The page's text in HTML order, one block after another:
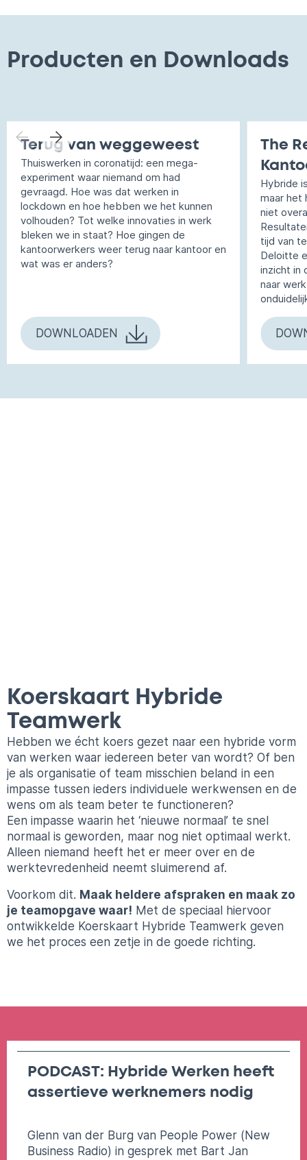
Producten en Downloads
Terug van weggeweest
Thuiswerken in coronatijd: een mega-
experiment waar niemand om had
gevraagd. Hoe was dat werken in
lockdown en hoe hebben we het kunnen
volhouden? Tot welke innovaties in werk
bleken we in staat? Hoe gingen de
kantoorwerkers weer terug naar kantoor en
wat was er anders?
DOWNLOADEN
The
Hybride
maar het
niet
tijd van
Deloitte
inzicht in
naar
Koerskaart Hybride
Teamwerk
Hebben we écht koers gezet naar een hybride vorm
van werken waar iedereen beter van wordt? Of ben
je als organisatie of team misschien beland in een
impasse tussen ieders individuele werkwensen en de
wens om als team beter te functioneren?
Een impasse waarin het ‘nieuwe normaal’ te snel
normaal is geworden, maar nog niet optimaal werkt.
Alleen niemand heeft het er meer over en de
werktevredenheid neemt sluimerend af.
Voorkom dit. Maak heldere afspraken en maak zo
je teamopgave waar! Met de speciaal hiervoor
ontwikkelde Koerskaart Hybride Teamwerk geven
we het proces een zetje in de goede richting.
PODCAST: Hybride Werken heeft
assertieve werknemers nodig
Glenn van der Burg van People Power (New
Business Radio) in gesprek met Bart Jan